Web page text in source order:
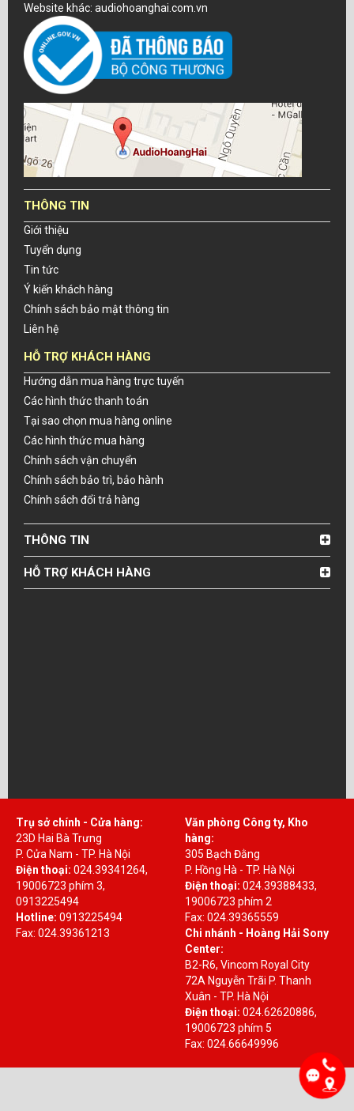
Website khác: audiohoanghai.com.vn
THÔNG TIN
Giới thiệu
Tuyển dụng
Tin tức
Ý kiến khách hàng
Chính sách bảo mật thông tin
Liên hệ
HỖ TRỢ KHÁCH HÀNG
Hướng dẫn mua hàng trực tuyến
Các hình thức thanh toán
Tại sao chọn mua hàng online
Các hình thức mua hàng
Chính sách vận chuyển
Chính sách bảo trì, bảo hành
Chính sách đổi trả hàng
THÔNG TIN
HỖ TRỢ KHÁCH HÀNG
Trụ sở chính - Cửa hàng:
23D Hai Bà Trưng
P. Cửa Nam - TP. Hà Nội
Điện thoại: 024.39341264,
19006723 phím 3,
0913225494
Hotline: 0913225494
Fax: 024.39361213
Văn phòng Công ty, Kho
hàng:
305 Bạch Đằng
P. Hồng Hà - TP. Hà Nội
Điện thoại: 024.39388433,
19006723 phím 2
Fax: 024.39365559
Chi nhánh - Hoàng Hải Sony
Center:
B2-R6, Vincom Royal City
72A Nguyễn Trãi P. Thanh
Xuân - TP. Hà Nội
Điện thoại: 024.62620886,
19006723 phím 5
Fax: 024.66649996